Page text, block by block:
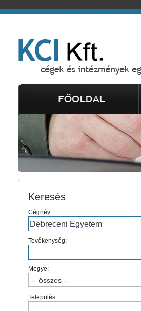
Keresés
Cégnév:
Tevékenység:
Megye:
Település: